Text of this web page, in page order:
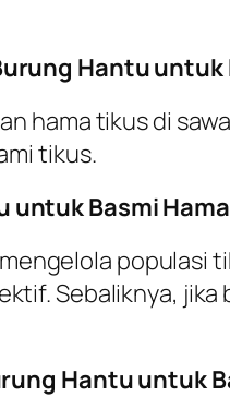
Hantu untuk
hama tikus di
tikus.
Basmi
populasi
Sebaliknya,
Hantu untuk